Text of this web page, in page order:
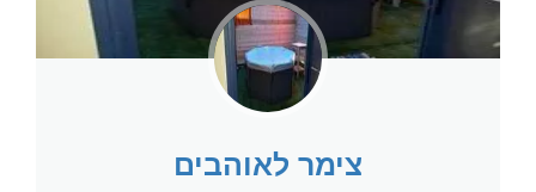
צימר לאוהבים